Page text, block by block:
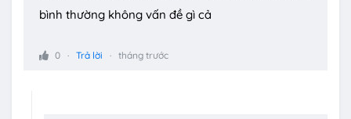
bình thường không vấn đề gì cả
0 Trả lời tháng trước